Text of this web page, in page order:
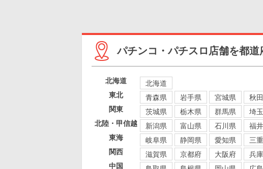
パチンコ・パチスロ店舗を都道
北海道
北海道
東北
青森県 岩手県 宮城県 秋
関東
茨城県 栃木県 群馬県 埼
北陸・甲信越
新潟県 富山県 石川県 福
東海
岐阜県 静岡県 愛知県
三
関西
滋賀県 京都府 大阪府 兵
中国